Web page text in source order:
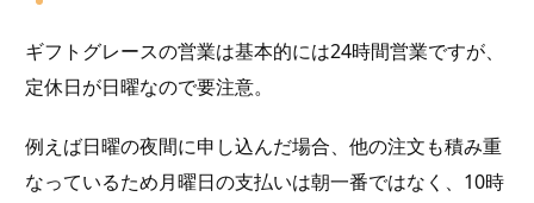
ギフトグレースの営業は基本的には24時間営業ですが、
定休日が日曜なので要注意。
例えば日曜の夜間に申し込んだ場合、他の注文も積み重
なっているため月曜日の支払いは朝一番ではなく、10時